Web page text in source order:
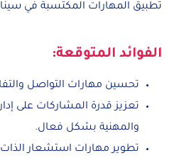
تطبيق المهارات المكتسبة في
الفوائد المتوقعة:
تحسين مهارات التواصل
تعزيز قدرة المشاركات على
والمهنية بشكل فعال.
تطوير مهارات استشعار